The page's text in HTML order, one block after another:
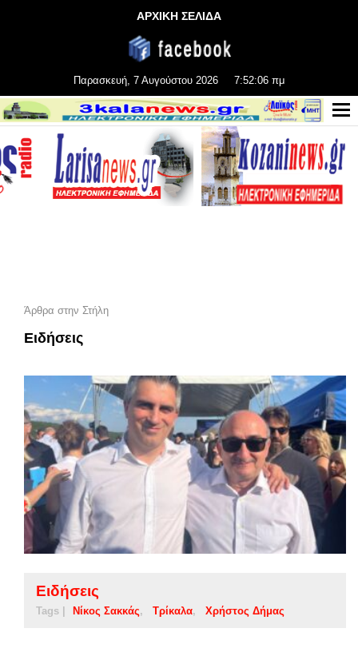
ΑΡΧΙΚΗ ΣΕΛΙΔΑ
Παρασκευή, 7 Αυγούστου 2026 7:52:08 πμ
Άρθρα στην Στήλη
Ειδήσεις
Ειδήσεις
Tags | Νίκος Σακκάς Τρίκαλα Χρήστος Δήμας